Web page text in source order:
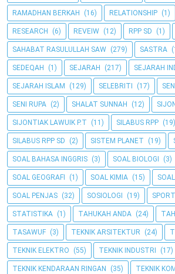
RAMADHAN BERKAH (16) RELATIONSHIP (1)
RESEARCH (6) REVEIW (12) RPP SD (1)
SAHABAT RASULULLAH SAW (279) SASTRA
SEDEQAH (1) SEJARAH (217) SEJARAH
SEJARAH ISLAM (129) SELEBRITI (17)
SENI RUPA (2) SHALAT SUNNAH (12)
SIJONTIAK LAWUIK P.T (11) SILABUS RPP (19)
SILABUS RPP SD (2) SISTEM PLANET (19)
SOAL BAHASA INGGRIS (3) SOAL BIOLOGI (3)
SOAL GEOGRAFI (1) SOAL KIMIA (15)
SOAL PENJAS (32) SOSIOLOGI (19) SPORT
STATISTIKA (1) TAHUKAH ANDA (24)
TASAWUF (3) TEKNIK ARSITEKTUR (24)
TEKNIK ELEKTRO (55) TEKNIK INDUSTRI (17)
TEKNIK KENDARAAN RINGAN (35) TEKNIK